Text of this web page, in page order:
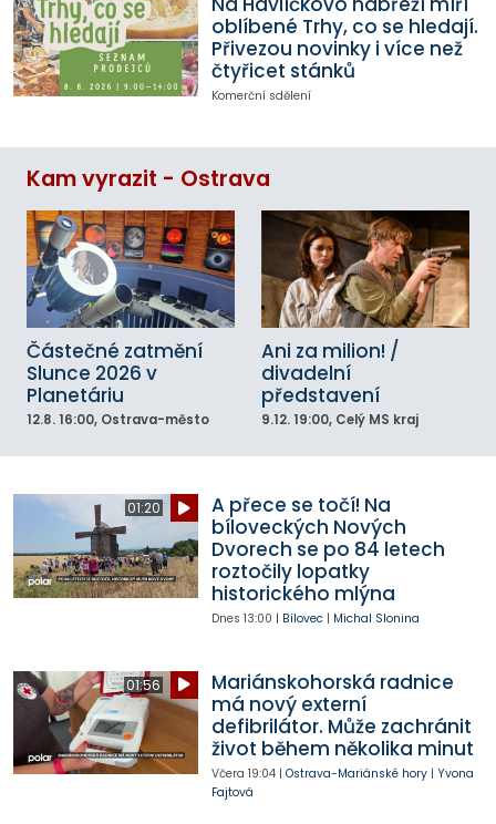
oblíbené Trhy, co se hledají.
Přivezou novinky i více než
čtyřicet stánků
Komerční sdělení
Kam vyrazit - Ostrava
Částečné zatmění
Slunce 2026 v
Planetáriu
12.8. 16:00, Ostrava-město
Ani za milion! /
divadelní
představení
9.12. 19:00, Celý MS kraj
01:20
A přece se točí! Na
bíloveckých Nových
Dvorech se po 84 letech
roztočily lopatky
historického mlýna
Dnes 13:00 | Bílovec| Michal Slonina
01:56
Mariánskohorská radnice
má nový externí
defibrilátor. Může zachránit
život během několika minut
Včera 19:04| Ostrava-Mariánské hory| Yvona
Fajtová